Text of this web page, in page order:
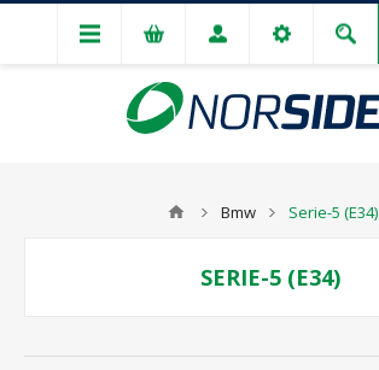
Bmw Serie-5 (E34)
SERIE-5 (E34)